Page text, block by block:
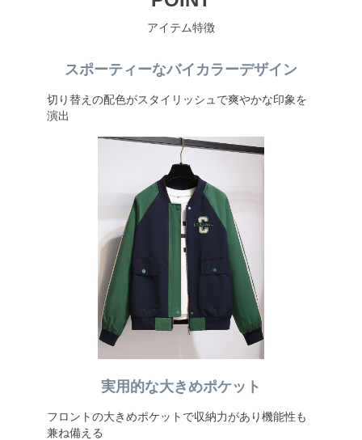
アイテム特徴
スポーティーなバイカラーデザイン
切り替えの配色がスタイリッシュで爽やかな印象を
演出
実用的な大きめポケット
フロントの大きめポケットで収納力があり機能性も
兼ね備える